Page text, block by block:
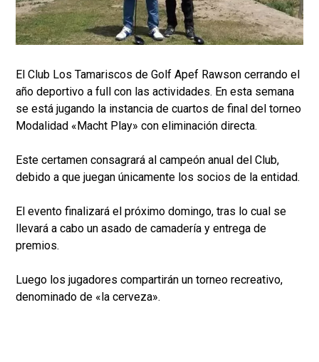
El Club Los Tamariscos de Golf Apef Rawson cerrando el
año deportivo a full con las actividades. En esta semana
se está jugando la instancia de cuartos de final del torneo
Modalidad «Macht Play» con eliminación directa.
Este certamen consagrará al campeón anual del Club,
debido a que juegan únicamente los socios de la entidad.
El evento finalizará el próximo domingo, tras lo cual se
llevará a cabo un asado de camadería y entrega de
premios.
Luego los jugadores compartirán un torneo recreativo,
denominado de «la cerveza».